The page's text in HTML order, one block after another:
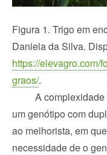
Figura 1. Trigo em
https://elevagro.com/
graos/.
A
um genótipo com
ao melhorista, em
necessidade de o